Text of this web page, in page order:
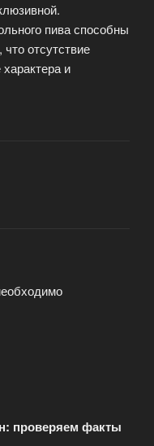
пива способны
отсутствие
характера и
проверяем факты